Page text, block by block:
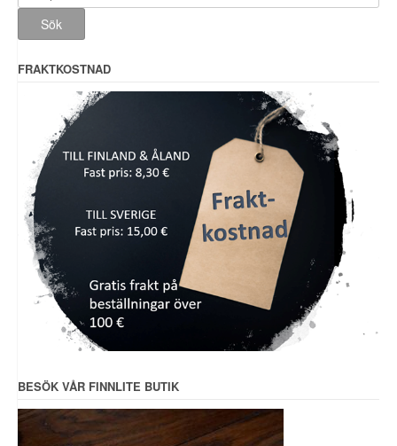
efter:
Sök
FRAKTKOSTNAD
BESÖK VÅR FINNLITE BUTIK